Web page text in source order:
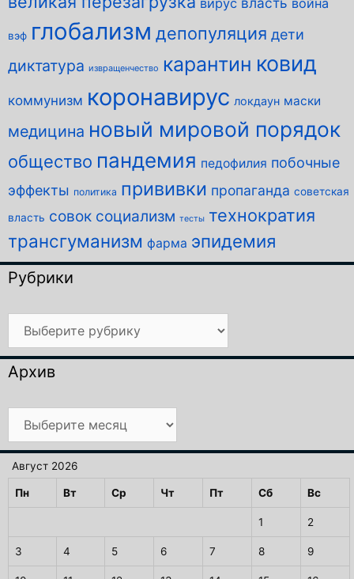
вирус война
вэф глобализм депопуляция дети
диктатура извращенчество карантин ковид
коммунизм коронавирус локдаун маски
медицина новый мировой порядок
общество пандемия педофилия побочные
эффекты политика прививки пропаганда советская
власть совок социализм тесты технократия
трансгуманизм фарма эпидемия
Рубрики
Рубрики
Архив
Архив
Август 2026
Пн Вт Ср Чт Пт Сб Вс
1 2
3 4 5 6 7 8 9